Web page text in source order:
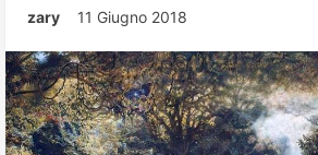
zary 11 Giugno 2018